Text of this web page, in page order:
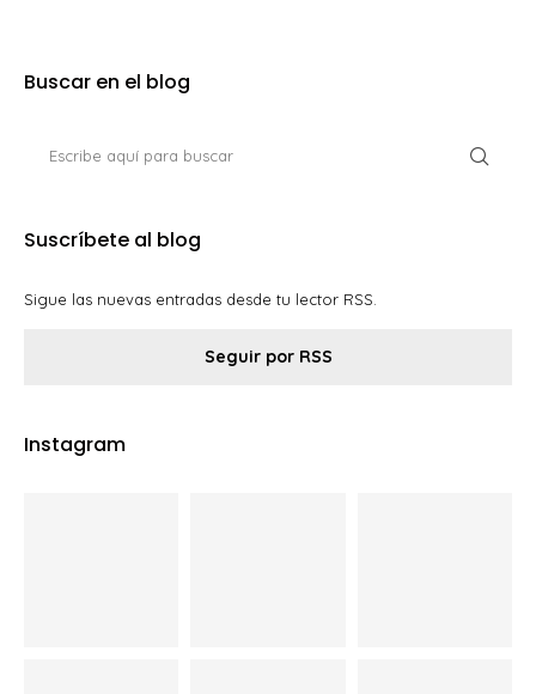
Buscar en el blog
Suscríbete al blog
Sigue las nuevas entradas desde tu lector RSS.
Seguir por RSS
Instagram